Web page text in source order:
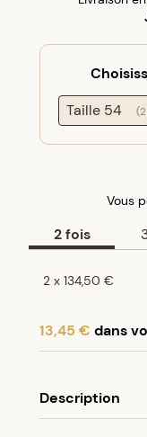
Taille 54
Vous
2fois
2 x 134,50 €
13,45 € dans
Description